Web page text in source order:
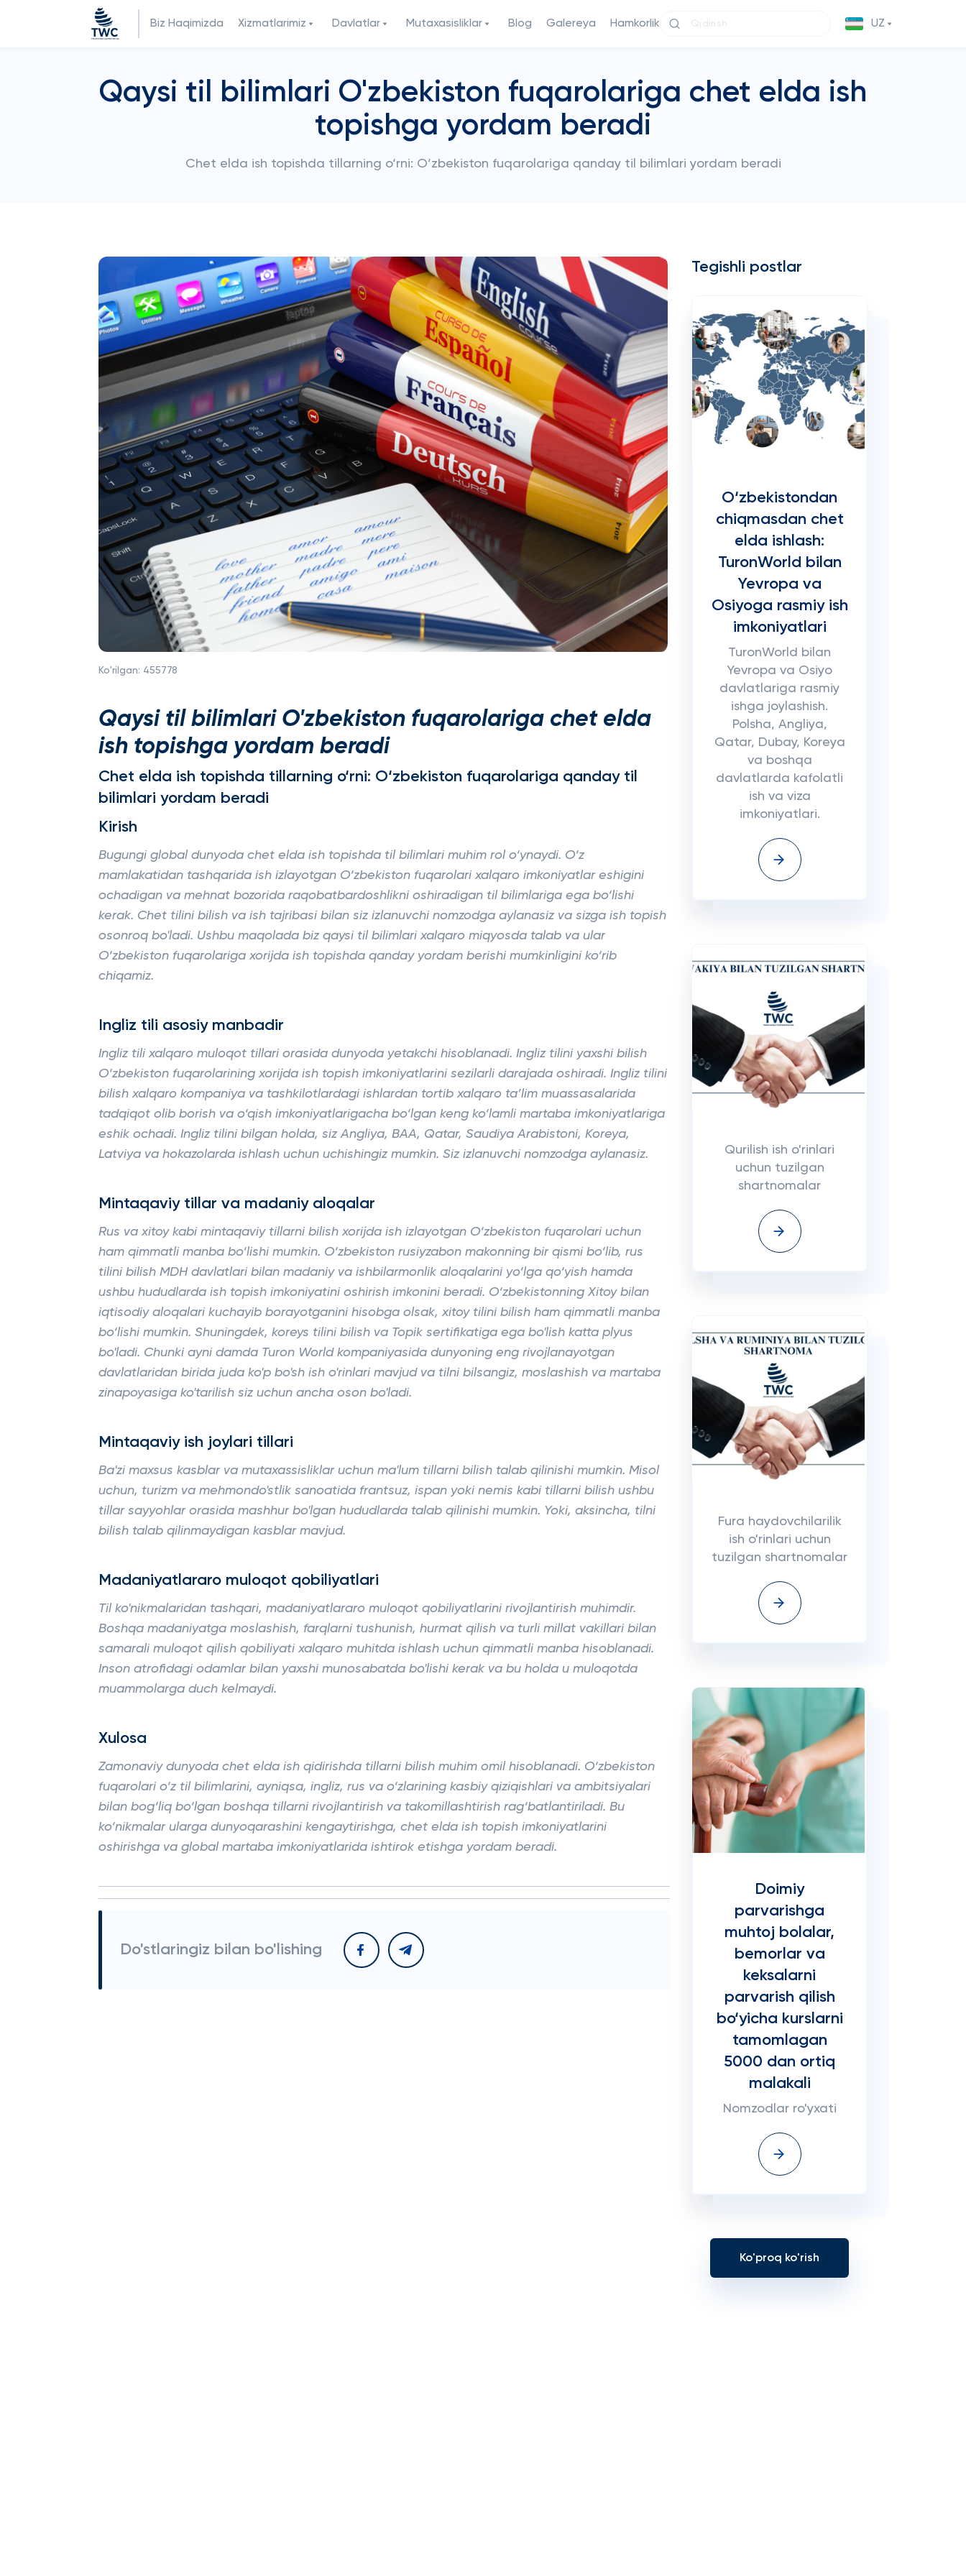
Biz Haqimizda Xizmatlarimiz Davlatlar Mutaxasisliklar Blog Galereya Hamkorlik UZ
Qaysi til bilimlari O'zbekiston fuqarolariga chet elda ish
topishga yordam beradi
Chet elda ish topishda tillarning o‘rni: O‘zbekiston fuqarolariga qanday til bilimlari yordam beradi
Ko'rilgan: 455778
Qaysi til bilimlari O'zbekiston fuqarolariga chet elda
ish topishga yordam beradi
Chet elda ish topishda tillarning o‘rni: O‘zbekiston fuqarolariga qanday til
bilimlari yordam beradi
Kirish
Bugungi global dunyoda chet elda ish topishda til bilimlari muhim rol o‘ynaydi. O‘z
mamlakatidan tashqarida ish izlayotgan O‘zbekiston fuqarolari xalqaro imkoniyatlar eshigini
ochadigan va mehnat bozorida raqobatbardoshlikni oshiradigan til bilimlariga ega bo‘lishi
kerak. Chet tilini bilish va ish tajribasi bilan siz izlanuvchi nomzodga aylanasiz va sizga ish topish
osonroq bo'ladi. Ushbu maqolada biz qaysi til bilimlari xalqaro miqyosda talab va ular
O‘zbekiston fuqarolariga xorijda ish topishda qanday yordam berishi mumkinligini ko‘rib
chiqamiz.
Ingliz tili asosiy manbadir
Ingliz tili xalqaro muloqot tillari orasida dunyoda yetakchi hisoblanadi. Ingliz tilini yaxshi bilish
O‘zbekiston fuqarolarining xorijda ish topish imkoniyatlarini sezilarli darajada oshiradi. Ingliz tilini
bilish xalqaro kompaniya va tashkilotlardagi ishlardan tortib xalqaro ta’lim muassasalarida
tadqiqot olib borish va o‘qish imkoniyatlarigacha bo‘lgan keng ko‘lamli martaba imkoniyatlariga
eshik ochadi. Ingliz tilini bilgan holda, siz Angliya, BAA, Qatar, Saudiya Arabistoni, Koreya,
Latviya va hokazolarda ishlash uchun uchishingiz mumkin. Siz izlanuvchi nomzodga aylanasiz.
Mintaqaviy tillar va madaniy aloqalar
Rus va xitoy kabi mintaqaviy tillarni bilish xorijda ish izlayotgan O‘zbekiston fuqarolari uchun
ham qimmatli manba bo‘lishi mumkin. O‘zbekiston rusiyzabon makonning bir qismi bo‘lib, rus
tilini bilish MDH davlatlari bilan madaniy va ishbilarmonlik aloqalarini yo‘lga qo‘yish hamda
ushbu hududlarda ish topish imkoniyatini oshirish imkonini beradi. O‘zbekistonning Xitoy bilan
iqtisodiy aloqalari kuchayib borayotganini hisobga olsak, xitoy tilini bilish ham qimmatli manba
bo‘lishi mumkin. Shuningdek, koreys tilini bilish va Topik sertifikatiga ega bo'lish katta plyus
bo'ladi. Chunki ayni damda Turon World kompaniyasida dunyoning eng rivojlanayotgan
davlatlaridan birida juda ko'p bo'sh ish o'rinlari mavjud va tilni bilsangiz, moslashish va martaba
zinapoyasiga ko'tarilish siz uchun ancha oson bo'ladi.
Mintaqaviy ish joylari tillari
Ba'zi maxsus kasblar va mutaxassisliklar uchun ma'lum tillarni bilish talab qilinishi mumkin. Misol
uchun, turizm va mehmondo'stlik sanoatida frantsuz, ispan yoki nemis kabi tillarni bilish ushbu
tillar sayyohlar orasida mashhur bo'lgan hududlarda talab qilinishi mumkin. Yoki, aksincha, tilni
bilish talab qilinmaydigan kasblar mavjud.
Madaniyatlararo muloqot qobiliyatlari
Til ko'nikmalaridan tashqari, madaniyatlararo muloqot qobiliyatlarini rivojlantirish muhimdir.
Boshqa madaniyatga moslashish, farqlarni tushunish, hurmat qilish va turli millat vakillari bilan
samarali muloqot qilish qobiliyati xalqaro muhitda ishlash uchun qimmatli manba hisoblanadi.
Inson atrofidagi odamlar bilan yaxshi munosabatda bo'lishi kerak va bu holda u muloqotda
muammolarga duch kelmaydi.
Xulosa
Zamonaviy dunyoda chet elda ish qidirishda tillarni bilish muhim omil hisoblanadi. O‘zbekiston
fuqarolari o‘z til bilimlarini, ayniqsa, ingliz, rus va o‘zlarining kasbiy qiziqishlari va ambitsiyalari
bilan bog‘liq bo‘lgan boshqa tillarni rivojlantirish va takomillashtirish rag‘batlantiriladi. Bu
ko‘nikmalar ularga dunyoqarashini kengaytirishga, chet elda ish topish imkoniyatlarini
oshirishga va global martaba imkoniyatlarida ishtirok etishga yordam beradi.
Do'stlaringiz bilan bo'lishing
Tegishli postlar
O‘zbekistondan
chiqmasdan chet
elda ishlash:
TuronWorld bilan
Yevropa va
Osiyoga rasmiy ish
imkoniyatlari
TuronWorld bilan
Yevropa va Osiyo
davlatlariga rasmiy
ishga joylashish.
Polsha, Angliya,
Qatar, Dubay, Koreya
va boshqa
davlatlarda kafolatli
ish va viza
imkoniyatlari.
Qurilish ish o'rinlari
uchun tuzilgan
shartnomalar
Fura haydovchilarilik
ish o'rinlari uchun
tuzilgan shartnomalar
Doimiy
parvarishga
muhtoj bolalar,
bemorlar va
keksalarni
parvarish qilish
bo‘yicha kurslarni
tamomlagan
5000 dan ortiq
malakali
Nomzodlar ro'yxati
Ko'proq ko'rish